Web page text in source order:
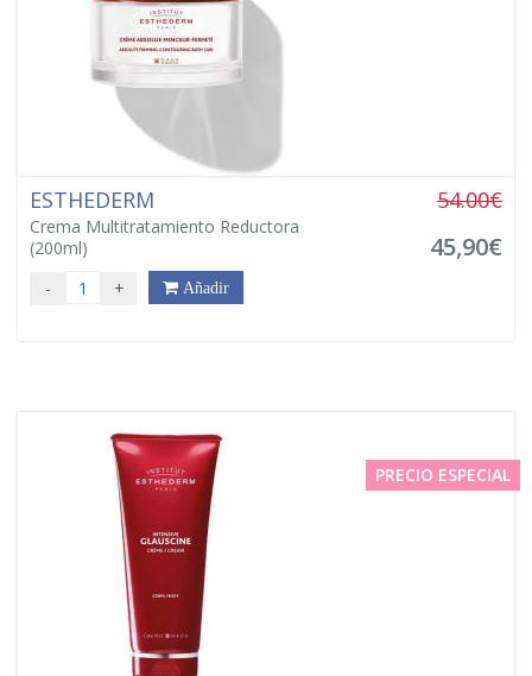
ESTHEDERM
Crema Multitratamiento Reductora
(200ml)
54.00€
45,90€
- + Añadir
PRECIO ESPECIAL